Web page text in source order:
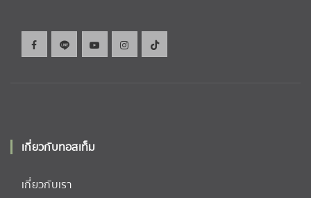
เกี่ยวกับทอสเท็ม
เกี่ยวกับเรา